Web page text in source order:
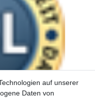
auf unserer
Daten von